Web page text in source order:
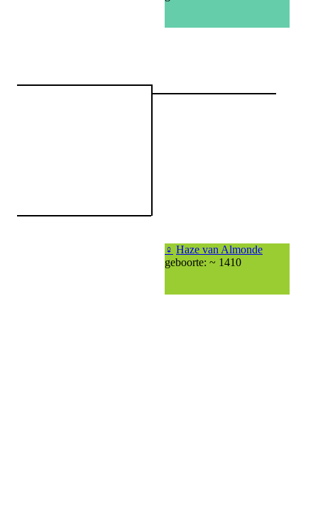
♀ Haze van Almonde
geboorte: ~ 1410